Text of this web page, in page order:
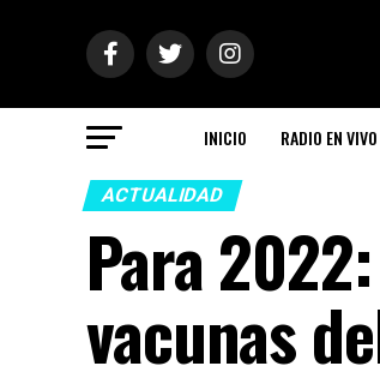
INICIO RADIO EN VIVO
ACTUALIDAD
Para
vacunas